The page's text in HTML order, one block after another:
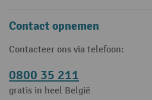
Contact opnemen
Contacteer ons via telefoon:
0800 35 211
gratis in heel België